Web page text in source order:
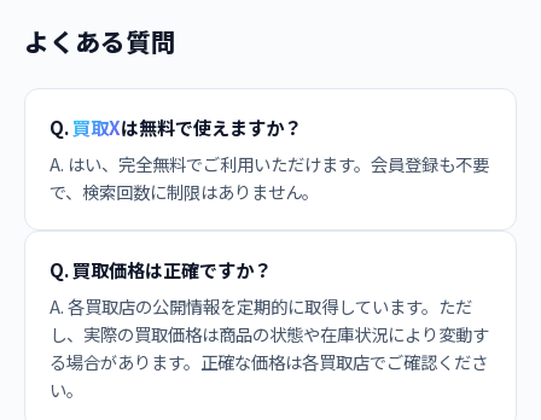
よくある質問
Q.買取Xは無料で使えますか？
A. はい、完全無料でご利用いただけます。会員登録も不要
で、検索回数に制限はありません。
Q. 買取価格は正確ですか？
A. 各買取店の公開情報を定期的に取得しています。ただ
し、実際の買取価格は商品の状態や在庫状況により変動す
る場合があります。正確な価格は各買取店でご確認くださ
い。